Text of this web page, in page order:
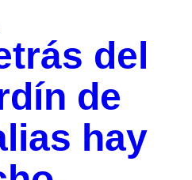
del
de
hay